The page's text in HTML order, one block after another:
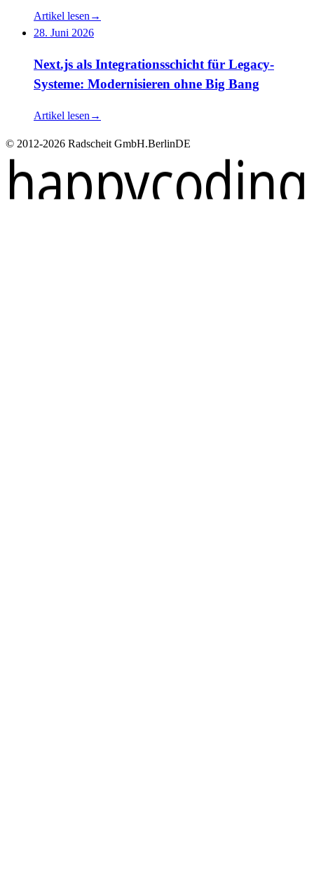
Artikel lesen →
28. Juni 2026
Next.js als Integrationsschicht für Legacy-
Systeme: Modernisieren ohne Big Bang
Artikel lesen →
© 2012-2026 Radscheit GmbH.BerlinDE
happycoding